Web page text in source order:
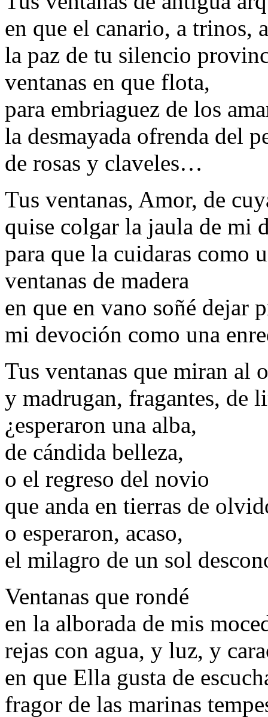
en que el canario, a trinos,
la paz de tu silencio
ventanas en que flota,
para embriaguez de los
la desmayada ofrenda del
de rosas y claveles…
Tus ventanas, Amor, de
quise colgar la jaula de mi
para que la cuidaras como
ventanas de madera
en que en vano soñé dejar
mi devoción como una
Tus ventanas que miran al
y madrugan, fragantes, de
¿esperaron una alba,
de cándida belleza,
o el regreso del novio
que anda en tierras de
o esperaron, acaso,
el milagro de un sol
Ventanas que rondé
en la alborada de mis
rejas con agua, y luz, y
en que Ella gusta de
fragor de las marinas